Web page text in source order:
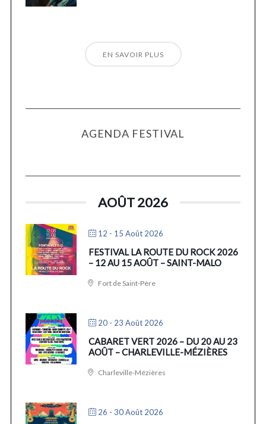
EN SAVOIR PLUS
AGENDA FESTIVAL
AOÛT 2026
12 - 15 Août 2026
FESTIVAL LA ROUTE DU ROCK 2026
– 12 AU 15 AOÛT – SAINT-MALO
Fort de Saint-Père
20 - 23 Août 2026
CABARET VERT 2026 – DU 20 AU 23
AOÛT – CHARLEVILLE-MÉZIÈRES
Charleville-Mézières
26 - 30 Août 2026